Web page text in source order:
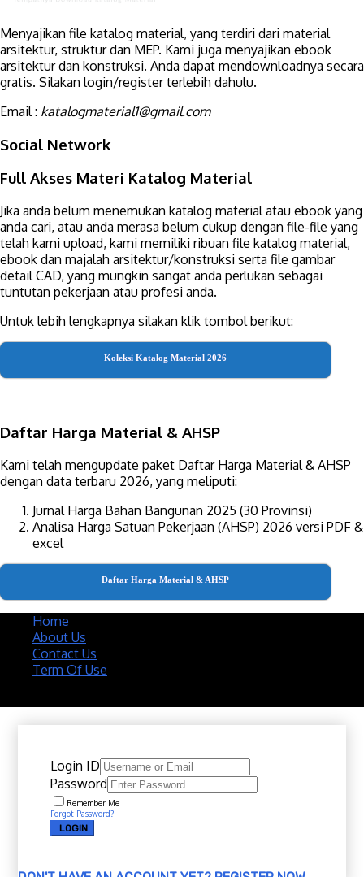
Menyajikan file katalog material, yang terdiri dari material
arsitektur, struktur dan MEP. Kami juga menyajikan ebook
arsitektur dan konstruksi. Anda dapat mendownloadnya secara
gratis. Silakan login/register terlebih dahulu.
Email : katalogmaterial1@gmail.com
Social Network
Full Akses Materi Katalog Material
Jika anda belum menemukan katalog material atau ebook yang
anda cari, atau anda merasa belum cukup dengan file-file yang
telah kami upload, kami memiliki ribuan file katalog material,
ebook dan majalah arsitektur/konstruksi serta file gambar
detail CAD, yang mungkin sangat anda perlukan sebagai
tuntutan pekerjaan atau profesi anda.
Untuk lebih lengkapnya silakan klik tombol berikut:
Koleksi Katalog Material 2026
Daftar Harga Material & AHSP
Kami telah mengupdate paket Daftar Harga Material & AHSP
dengan data terbaru 2026, yang meliputi:
Jurnal Harga Bahan Bangunan 2025 (30 Provinsi)
Analisa Harga Satuan Pekerjaan (AHSP) 2026 versi PDF &
excel
Daftar Harga Material & AHSP
Home
About Us
Contact Us
Term Of Use
Login ID
Password
Remember Me
Forgot Password?
LOGIN